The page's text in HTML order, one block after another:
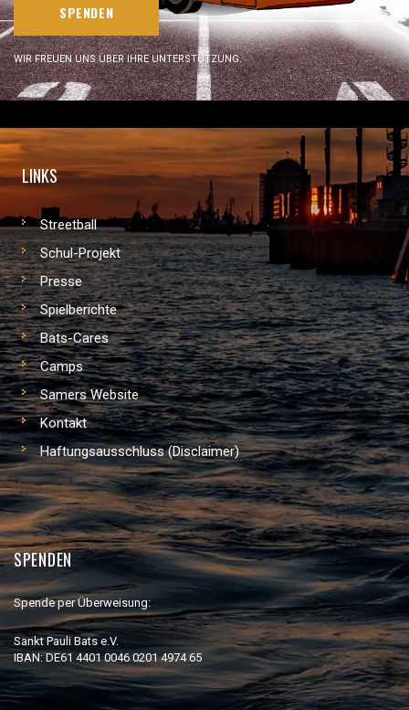
SPENDEN
WIR FREUEN UNS ÜBER IHRE UNTERSTÜTZUNG.
LINKS
Streetball
Schul-Projekt
Presse
Spielberichte
Bats-Cares
Camps
Samers Website
Kontakt
Haftungsausschluss (Disclaimer)
SPENDEN
Spende per Überweisung:
Sankt Pauli Bats e.V.
IBAN: DE61 4401 0046 0201 4974 65